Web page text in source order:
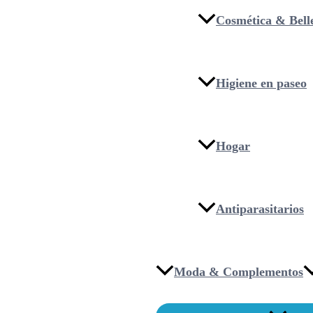
Cosmética &
Higiene en paseo
Hogar
Antiparasitarios
Moda & Complementos